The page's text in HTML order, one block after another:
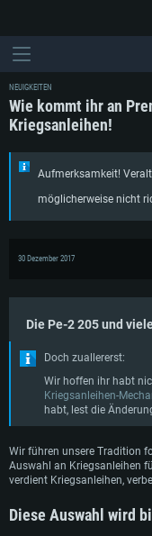
NEUIGKEITEN
Wie kommt ihr an
Kriegsanleihen!
Aufmerksamkeit!
möglicherweise nicht
30 Dezember 2017
Die Pe-2 205 und
Doch zuallererst:
Wir hoffen ihr habt
Kriegsanleihen-
habt, lest die
Wir führen unsere Tradition
Auswahl an Kriegsanleihen
verdient Kriegsanleihen,
Diese Auswahl wird